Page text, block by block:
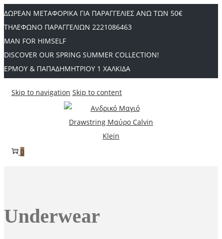
ΔΩΡΕΑΝ ΜΕΤΑΦΟΡΙΚΑ ΓΙΑ ΠΑΡΑΓΓΕΛΙΕΣ ΑΝΩ ΤΩΝ 50€
ΤΗΛΕΦΩΝΟ ΠΑΡΑΓΓΕΛΙΩΝ 2221086463
MAN FOR HIMSELF
DISCOVER OUR SPRING SUMMER COLLECTION!
ΕΡΜΟΥ & ΠΑΠΑΔΗΜΗΤΡΙΟΥ 1 ΧΑΛΚΙΔΑ
Skip to navigation Skip to content
0
Underwear